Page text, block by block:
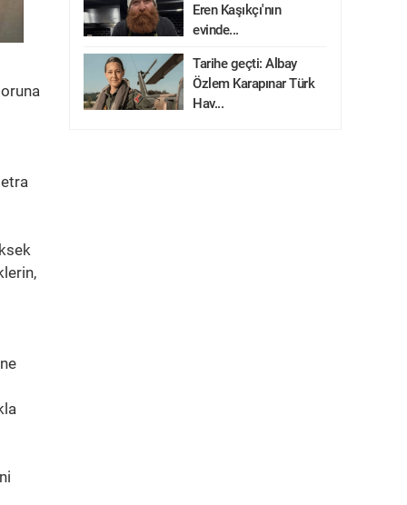
Eren Kaşıkçı'nın
evinde...
Tarihe geçti: Albay
Özlem Karapınar Türk
Hav...